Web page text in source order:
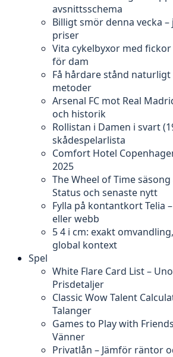
avsnittsschema
Billigt smör denna vecka
priser
Vita cykelbyxor med
för dam
Få hårdare stånd naturligt
metoder
Arsenal FC mot Real
och historik
Rollistan i Damen i svart
skådespelarlista
Comfort Hotel
2025
The Wheel of Time
Status och senaste nytt
Fylla på kontantkort Telia
eller webb
5 4 i cm: exakt
global kontext
Spel
White Flare Card List –
Prisdetaljer
Classic Wow Talent
Talanger
Games to Play with
Vänner
Privatlån – Jämför räntor